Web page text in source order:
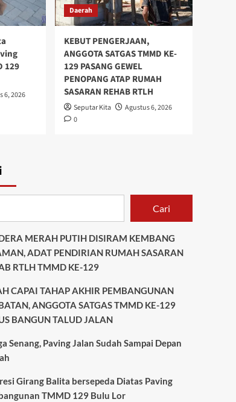
Daerah
AKHIR PEMBANGUNAN
JEMBATAN, ANGGOTA
SATGAS TMMD KE-129
FOKUS BANGUN TALUD
JALAN
4
Ekspresi Girang Balita
bersepeda Diatas Paving
Pembangunan TMMD 129
5
Daerah
KEBUT PENGERJAAN,
ANGGOTA SATGAS TMMD
KE-129 PASANG GEWEL
PENOPANG ATAP RUMAH
SASARAN REHAB RTLH
129
6, 2026
Daerah
KEBUT PENGERJAAN,
ANGGOTA SATGAS TMMD KE-
129 PASANG GEWEL
PENOPANG ATAP RUMAH
SASARAN REHAB RTLH
Seputar Kita
Agustus 6, 2026
0
Cari
MERAH PUTIH DISIRAM KEMBANG
ADAT PENDIRIAN RUMAH SASARAN
RTLH TMMD KE-129
CAPAI TAHAP AKHIR PEMBANGUNAN
ANGGOTA SATGAS TMMD KE-129
BANGUN TALUD JALAN
Senang, Paving Jalan Sudah Sampai Depan
Girang Balita bersepeda Diatas Paving
TMMD 129 Bulu Lor